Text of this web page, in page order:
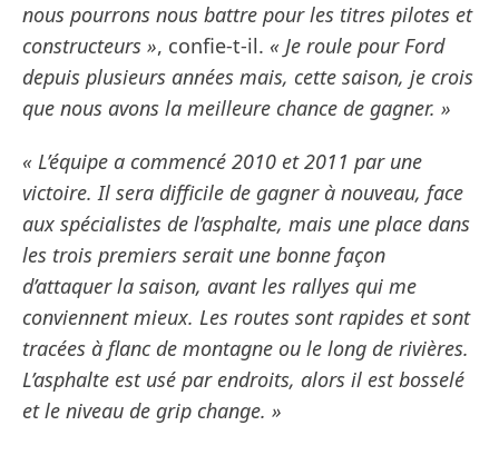
nous pourrons nous battre pour les titres pilotes et
constructeurs », confie-t-il. « Je roule pour Ford
depuis plusieurs années mais, cette saison, je crois
que nous avons la meilleure chance de gagner. »
« L’équipe a commencé 2010 et 2011 par une
victoire. Il sera difficile de gagner à nouveau, face
aux spécialistes de l’asphalte, mais une place dans
les trois premiers serait une bonne façon
d’attaquer la saison, avant les rallyes qui me
conviennent mieux. Les routes sont rapides et sont
tracées à flanc de montagne ou le long de rivières.
L’asphalte est usé par endroits, alors il est bosselé
et le niveau de grip change. »